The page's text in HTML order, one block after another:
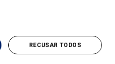
RECUSAR TODOS